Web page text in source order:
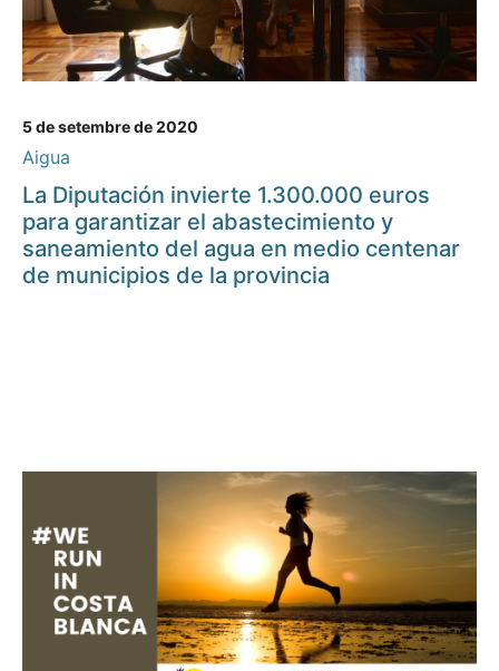
5 de setembre de 2020
Aigua
La Diputación invierte 1.300.000 euros
para garantizar el abastecimiento y
saneamiento del agua en medio centenar
de municipios de la provincia